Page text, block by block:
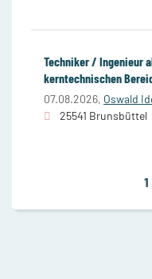
Techniker / Ingenieur
kerntechnischen
07.08.2026, Oswald
25541 Brunsbüttel
1